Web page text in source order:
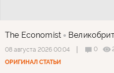
The Economist
08 августа 2026 00:04 0
ОРИГИНАЛ СТАТЬИ